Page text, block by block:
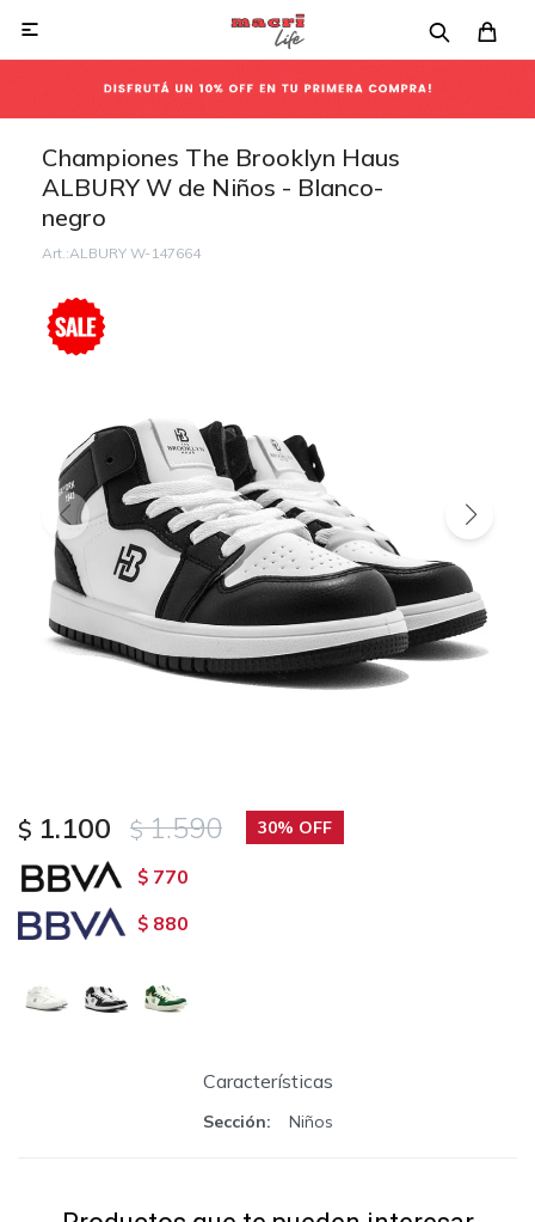

Championes The Brooklyn Haus
ALBURY W de Niños - Blanco-
negro
ALBURY W-147664
$ 1.100 $ 1.590 30
$ 770
$ 880
Características
Sección Niños